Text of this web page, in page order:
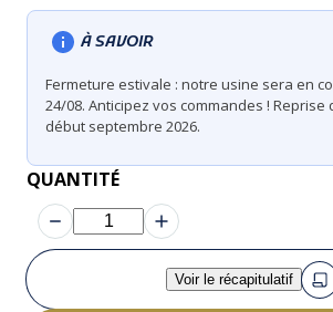
À SAVOIR
Fermeture estivale : notre usine sera en
24/08. Anticipez vos commandes !
début septembre 2026.
QUANTITÉ